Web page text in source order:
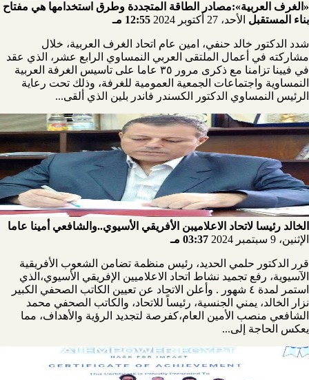
«الغرف العربية»:مصادر الطاقة المتجددة وطرق استخدامها هي مفتاح
بناء المستقبل الأحد، 27 أكتوبر 2024 12:55 مـ
شدد الدكتور خالد حنفي، امين عام اتحاد الغرف العربية، خلال
مشاركته في أعمال الملتقى العربي النمساوي الرابع عشر، الذي عقد
في فيينا تزامنا مع ذكرى مرور ٣٥ عاما على تاسيس الغرفة العربية
النمساوية واجتماعات الجمعية العمومية للغرفة، وذلك تحت رعاية
الرئيس النمساوي الدكتور الكسندر فاندر بلين الذي ألقى...
الخالد رئيسا لاتحاد الاعلاميبن الأفريقي الأسيوي..والشافعي أمينا عاما
الإثنين، 9 سبتمبر 2024
03:37 مـ
قرر الدكتور حلمي الحديد، رئيس منظمة تضامن الشعوب الأفريقية
الآسيوية، رفع تجميد نشاط اتحاد الاعلاميين الإفريقي الأسيوي،الذي
استمر لمدة ٤ شهور . وأعلن الاتحاد عن تعيين الكاتب الصحفي الكبير
نزار الخالد، يمني الجنسية، رئيساً للاتحاد، والكاتب الصحفي محمد
الشافعي منصب الأمين العام،كفرصة لتجديد الرؤية والأهداف، مما
يعكس الحاجة إلى...